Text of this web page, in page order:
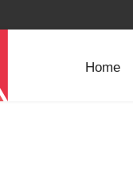
Home